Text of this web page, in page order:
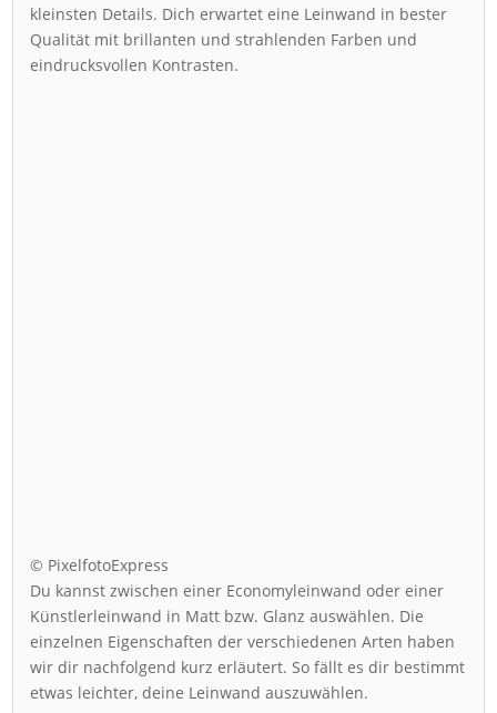
kleinsten Details. Dich erwartet eine Leinwand in bester
Qualität mit brillanten und strahlenden Farben und
eindrucksvollen Kontrasten.
© PixelfotoExpress
Du kannst zwischen einer Economyleinwand oder einer
Künstlerleinwand in Matt bzw. Glanz auswählen. Die
einzelnen Eigenschaften der verschiedenen Arten haben
wir dir nachfolgend kurz erläutert. So fällt es dir bestimmt
etwas leichter, deine Leinwand auszuwählen.